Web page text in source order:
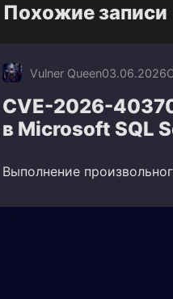
Похожие записи
Vulner Queen03.06.2026
CVE-2026-
в Microsoft SQL
Выполнение